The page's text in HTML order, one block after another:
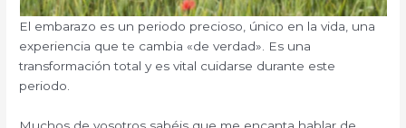
El embarazo es un periodo precioso, único en la vida, una
experiencia que te cambia «de verdad». Es una
transformación total y es vital cuidarse durante este
periodo.